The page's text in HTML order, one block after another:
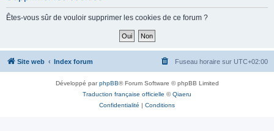
h
Êtes-vous sûr de vouloir supprimer les cookies de ce forum ?
Site web Index forum Fuseau horaire sur UTC+02:00
Développé parphpBB® Forum Software © phpBB Limited
Traduction française officielle ©Qiaeru
Confidentialité | Conditions